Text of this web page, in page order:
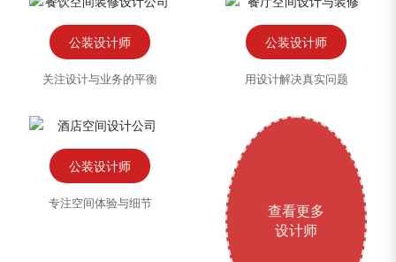
公装设计师
关注设计与业务的平衡
公装设计师
用设计解决真实问题
公装设计师
专注空间体验与细节
查看更多
设计师